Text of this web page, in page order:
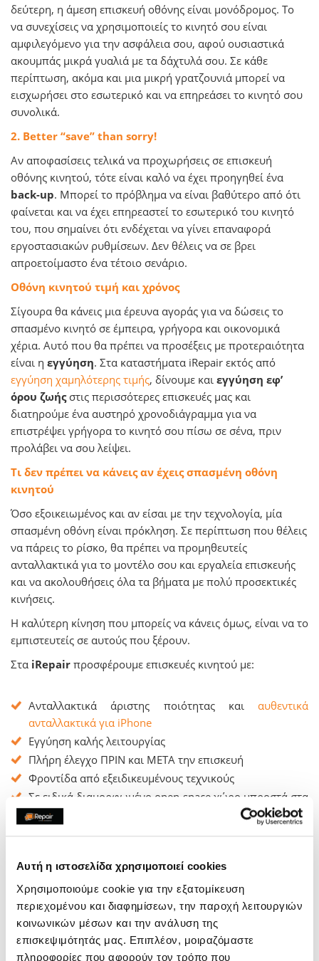
Αυτή η ιστοσελίδα χρησιμοποιεί cookies
Χρησιμοποιούμε cookie για την εξατομίκευση
περιεχομένου και διαφημίσεων, την παροχή λειτουργιών
κοινωνικών μέσων και την ανάλυση της
επισκεψιμότητάς μας. Επιπλέον, μοιραζόμαστε
πληροφορίες που αφορούν τον τρόπο που
δεύτερη, η άμεση επισκευή οθόνης είναι μονόδρομος. Το
να συνεχίσεις να χρησιμοποιείς το κινητό σου είναι
αμφιλεγόμενο για την ασφάλεια σου, αφού ουσιαστικά
ακουμπάς μικρά γυαλιά με τα δάχτυλά σου. Σε κάθε
περίπτωση, ακόμα και μια μικρή γρατζουνιά μπορεί να
εισχωρήσει στο εσωτερικό και να επηρεάσει το κινητό σου
συνολικά.
2. Better “save” than sorry!
Αν αποφασίσεις τελικά να προχωρήσεις σε επισκευή
οθόνης κινητού, τότε είναι καλό να έχει προηγηθεί ένα
back-up. Μπορεί το πρόβλημα να είναι βαθύτερο από ότι
φαίνεται και να έχει επηρεαστεί το εσωτερικό του κινητό
του, που σημαίνει ότι ενδέχεται να γίνει επαναφορά
εργοστασιακών ρυθμίσεων. Δεν θέλεις να σε βρει
απροετοίμαστο ένα τέτοιο σενάριο.
Οθόνη κινητού τιμή και χρόνος
Σίγουρα θα κάνεις μια έρευνα αγοράς για να δώσεις το
σπασμένο κινητό σε έμπειρα, γρήγορα και οικονομικά
χέρια. Αυτό που θα πρέπει να προσέξεις με προτεραιότητα
είναι η εγγύηση. Στα καταστήματα iRepair εκτός από
εγγύηση χαμηλότερης τιμής, δίνουμε και εγγύηση εφ’
όρου ζωήςστις περισσότερες επισκευές μας και
διατηρούμε ένα αυστηρό χρονοδιάγραμμα για να
επιστρέψει γρήγορα το κινητό σου πίσω σε σένα, πριν
προλάβει να σου λείψει.
Τι δεν πρέπει να κάνεις αν έχεις σπασμένη οθόνη
κινητού
Όσο εξοικειωμένος και αν είσαι με την τεχνολογία, μία
σπασμένη οθόνη είναι πρόκληση. Σε περίπτωση που θέλεις
να πάρεις το ρίσκο, θα πρέπει να προμηθευτείς
ανταλλακτικά για το μοντέλο σου και εργαλεία επισκευής
και να ακολουθήσεις όλα τα βήματα με πολύ προσεκτικές
κινήσεις.
Η καλύτερη κίνηση που μπορείς να κάνεις όμως, είναι να το
εμπιστευτείς σε αυτούς που ξέρουν.
Στα iRepair προσφέρουμε επισκευές κινητού με:
Ανταλλακτικά άριστης ποιότητας και αυθεντικά
ανταλλακτικά για iPhone
Εγγύηση καλής λειτουργίας
Πλήρη έλεγχο ΠΡΙΝ και ΜΕΤΑ την επισκευή
Φροντίδα από εξειδικευμένους τεχνικούς
Σε ειδικά διαμορφωμένο open space χώρο μπροστά στα
μάτια σου
Λειτουργούμε σανεξουσιοδοτημένο κέντρο για
επισκευές εντός εγγύησης
Το κινητό σου αξίζει την καλύτερη μεταχείριση. Όποιο
μοντέλο κινητού
και αν έχεις, εμείς μπορούμε να το
φροντίσουμε αν η οθόνη του ραγίσει ή σπάσει. Εσύ στο